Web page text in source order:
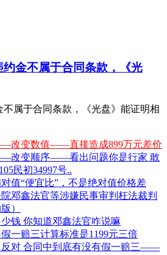
金不属于合同条款，《光
属于合同条款，《光盘》能证明相
改变数值——直接造成899万元差价
改变顺序——看出问题你是行家 敢
民初34997号..
值“便宜比”，不是绝对值价格差
邓鑫法官等涉嫌民事审判枉法裁判
）
钱 你知道邓鑫法官咋说嘛
一赔三计算标准是1199元三倍
反对 合同中到底有没有假一赔三——